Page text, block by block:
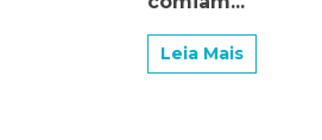
Leia Mais